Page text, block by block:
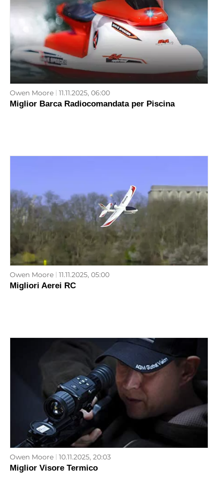
Owen Moore 11.11.2025, 06:00
Miglior Barca Radiocomandata per Piscina
Owen Moore 11.11.2025, 05:00
Migliori Aerei RC
Owen Moore 10.11.2025, 20:03
Miglior Visore Termico